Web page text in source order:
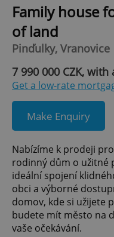
Family house
of land
Pinďulky, Vranovice
7 990 000 CZK, with
Get a low-rate
Make Enquiry
Nabízíme k prodeji
rodinný dům o užitné
ideální spojení
obci a výborné
domov, kde si užijete
budete mít město na
vaše očekávání.